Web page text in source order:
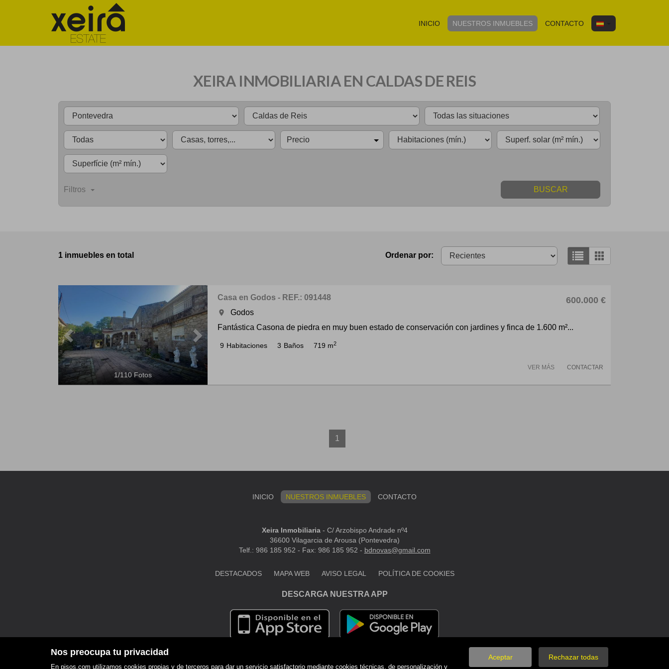
Nos preocupa tu privacidad
En pisos.com utilizamos cookies propias y de terceros para dar un servicio satisfactorio mediante cookies técnicas, de personalización y
Aceptar Rechazar todas
INICIO NUESTROS INMUEBLES CONTACTO
XEIRA INMOBILIARIA EN CALDAS DE REIS
Precio
Filtros BUSCAR
1 inmuebles en total Ordenar por:
Next
1/110Fotos
Casa en Godos - REF.: 091448 600.000 €
room
Godos
Fantástica Casona de piedra en muy buen estado de conservación con jardines y finca de 1.600 m²...
9 Habitaciones 3 Baños 719 m2
CONTACTAR
VER MÁS
1
INICIO NUESTROS INMUEBLES CONTACTO
Xeira Inmobiliaria - C/ Arzobispo Andrade nº4
36600 Vilagarcia de Arousa (Pontevedra)
Telf.: 986 185 952 - Fax: 986 185 952 - bdnovas@gmail.com
DESTACADOS MAPA WEB AVISO LEGAL POLÍTICA DE COOKIES
DESCARGA NUESTRA APP